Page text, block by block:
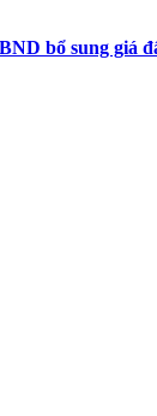
bổ sung giá